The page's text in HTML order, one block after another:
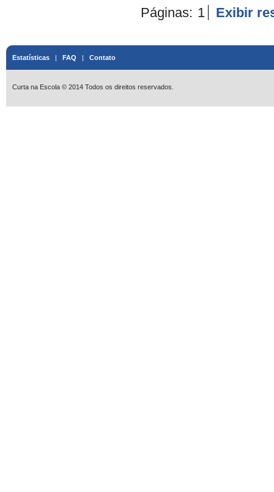
Páginas: 1 Exibir
Estatísticas | FAQ | Contato
Curta na Escola © 2014 Todos os direitos reservados.